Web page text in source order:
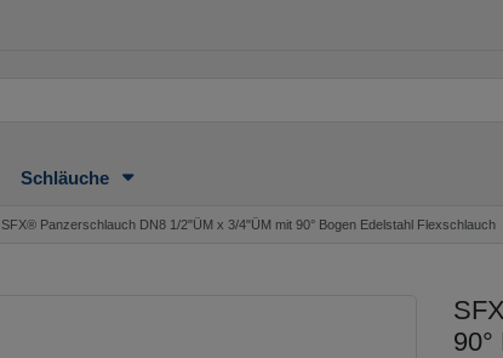
Schläuche
SFX® Panzerschlauch DN8 1/2"ÜM x 3/4"ÜM mit 90° Bogen Edelstahl Flexschlauch